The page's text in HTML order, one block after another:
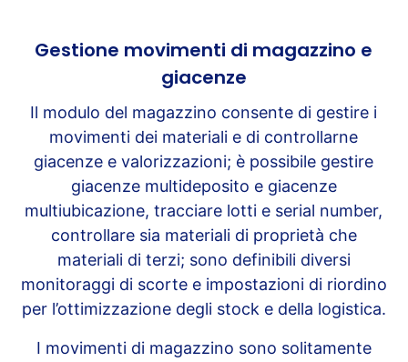
Gestione movimenti di magazzino e
giacenze
Il modulo del magazzino consente di gestire i
movimenti dei materiali e di controllarne
giacenze e valorizzazioni; è possibile gestire
giacenze multideposito e giacenze
multiubicazione, tracciare lotti e serial number,
controllare sia materiali di proprietà che
materiali di terzi; sono definibili diversi
monitoraggi di scorte e impostazioni di riordino
per l’ottimizzazione degli stock e della logistica.
I movimenti di magazzino sono solitamente